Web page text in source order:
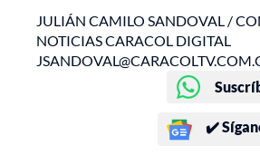
JULIÁN CAMILO SANDOVAL /
NOTICIAS CARACOL DIGITAL
✔️